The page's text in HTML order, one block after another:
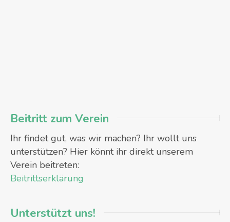
Beitritt zum Verein
Ihr findet gut, was wir machen? Ihr wollt uns
unterstützen? Hier könnt ihr direkt unserem
Verein beitreten:
Beitrittserklärung
Unterstützt uns!